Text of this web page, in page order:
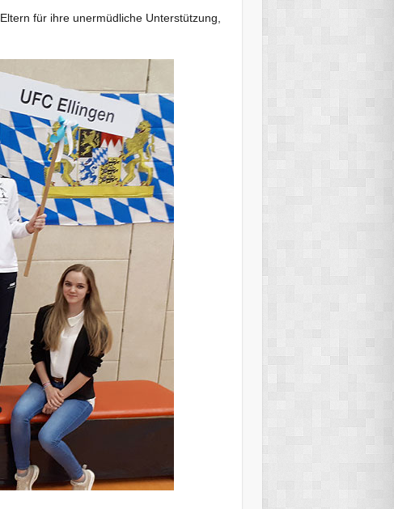
für ihre unermüdliche Unterstützung,